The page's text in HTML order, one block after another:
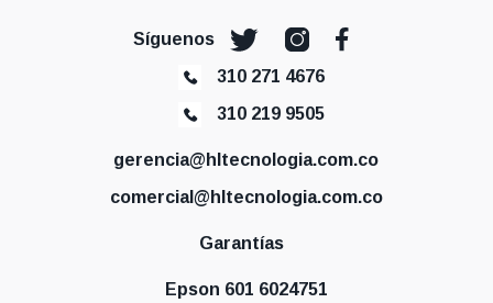
Síguenos
310 271 4676
310 219 9505
gerencia@hltecnologia.com.co
comercial@hltecnologia.com.co
Garantías
Epson 601 6024751